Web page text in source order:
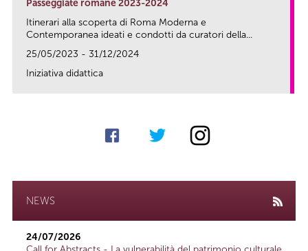
Passeggiate romane 2023-2024
Itinerari alla scoperta di Roma Moderna e
Contemporanea ideati e condotti da curatori della...
25/05/2023 - 31/12/2024
Iniziativa didattica
NEWS
24/07/2026